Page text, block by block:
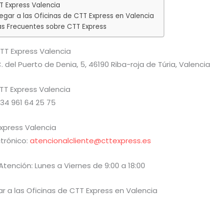
Express Valencia
a las Oficinas de CTT Express en Valencia
Frecuentes sobre CTT Express
Express Valencia
del Puerto de Denia, 5, 46190 Riba-roja de Túria, Valencia
Express Valencia
961 64 25 75
Valencia
atencionalcliente@cttexpress.es
Lunes a Viernes de 9:00 a 18:00
a las Oficinas de CTT Express en Valencia